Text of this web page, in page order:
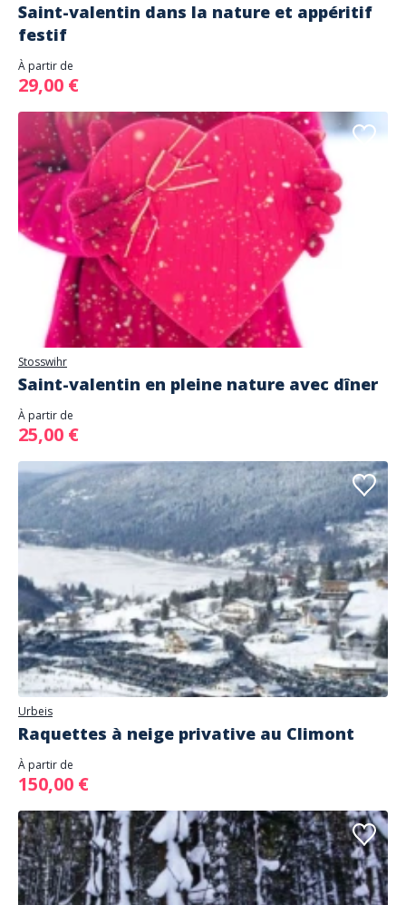
Saint-valentin dans la nature et appéritif
festif
À partir de
29,00 €
Stosswihr
Saint-valentin en pleine nature avec dîner
À partir de
25,00 €
Urbeis
Raquettes à neige privative au Climont
À partir de
150,00 €